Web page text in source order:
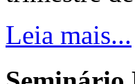
Leia mais...